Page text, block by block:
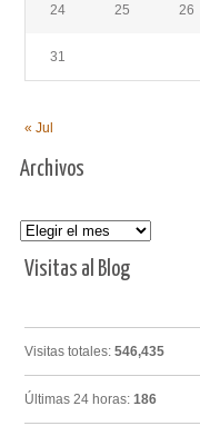
24 25 26
31
« Jul
Archivos
Archivos
Visitas al Blog
Visitas totales: 546,435
Últimas 24 horas: 186